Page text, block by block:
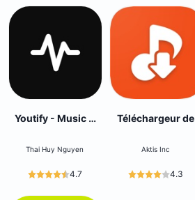
Youtify - Music &
Thai Huy Nguyen
4.7
Téléchargeur de
Aktis Inc
4.3